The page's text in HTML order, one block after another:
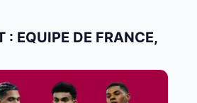
: EQUIPE DE FRANCE,